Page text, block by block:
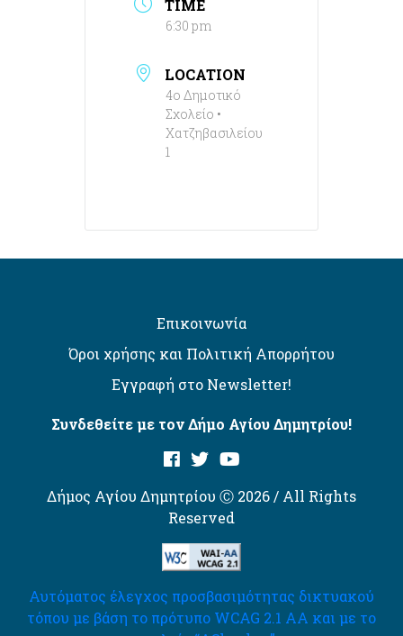
TIME
6:30 pm
LOCATION
4ο Δημοτικό
Σχολείο •
Χατζηβασιλείου
1
Επικοινωνία
Όροι χρήσης και Πολιτική Απορρήτου
Εγγραφή στο Newsletter!
Συνδεθείτε με τον Δήμο Αγίου Δημητρίου!
Δήμος Αγίου Δημητρίου Ⓒ 2026 / All Rights
Reserved
Αυτόματος έλεγχος προσβασιμότητας δικτυακού
τόπου με βάση το πρότυπο WCAG 2.1 AA και με το